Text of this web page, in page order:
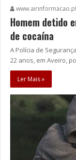
Homem detido
de cocaína
A Polícia de
22 anos, em Aveiro,
Ler Mais »